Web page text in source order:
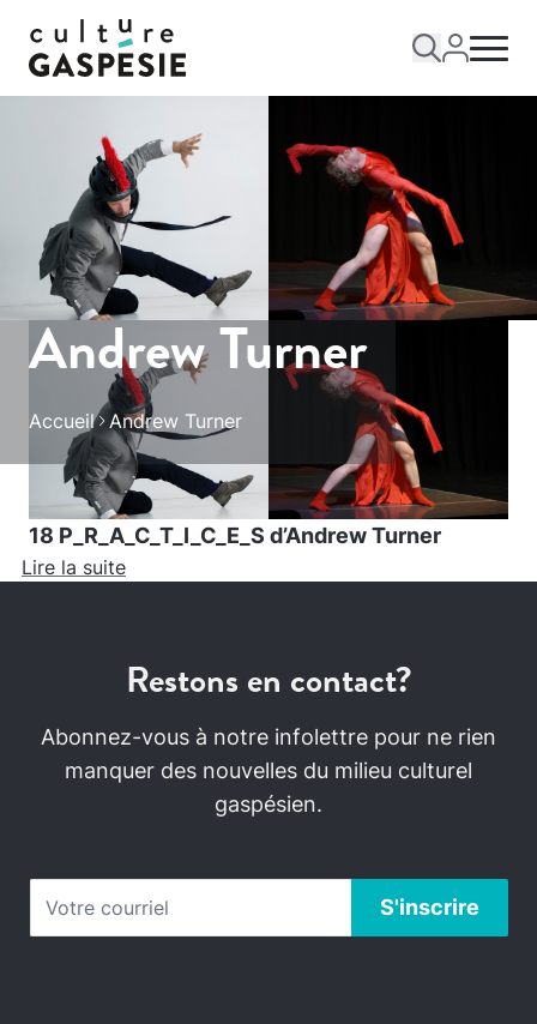
Andrew Turner
Accueil Andrew Turner
18 P_R_A_C_T_I_C_E_S d’Andrew Turner
Lire la suite
Restons en contact?
Abonnez-vous à notre infolettre pour ne rien
manquer des nouvelles du milieu culturel
gaspésien.